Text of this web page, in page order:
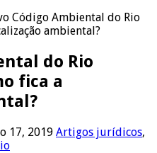
Código Ambiental do Rio
ambiental?
do Rio
fica a
17, 2019 Artigos jurídicos,